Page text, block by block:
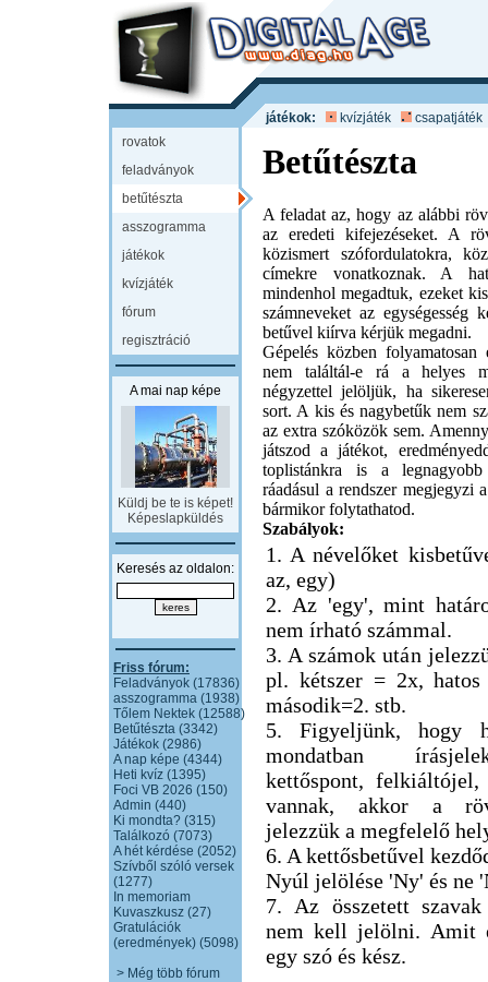
játékok: kvízjáték
csapatjáték
rovatok
feladványok
betűtészta
asszogramma
játékok
kvízjáték
fórum
regisztráció
A mai nap képe
Küldj be te is képet!
Képeslapküldés
Keresés az oldalon:
Friss fórum:
Feladványok (17836)
asszogramma (1938)
Tőlem Nektek (12588)
Betűtészta (3342)
Játékok (2986)
A nap képe (4344)
Heti kvíz (1395)
Foci VB 2026 (150)
Admin (440)
Ki mondta? (315)
Találkozó (7073)
A hét kérdése (2052)
Szívből szóló versek
(1277)
In memoriam
Kuvaszkusz (27)
Gratulációk
(eredmények) (5098)
> Még több fórum
Betűtészta
A feladat az, hogy az alábbi
az eredeti kifejezéseket. A
közismert szófordulatokra,
címekre vonatkoznak. A
mindenhol megadtuk, ezeket
számneveket az egységesség
betűvel kiírva kérjük megadni.
Gépelés közben
nem találtál-e rá a helyes
négyzettel jelöljük, ha
sort. A kis és nagybetűk nem
az extra szóközök sem.
játszod a játékot,
toplistánkra is a
ráadásul a rendszer megjegyzi
bármikor folytathatod.
Szabályok:
1. A névelőket
az, egy)
2. Az 'egy', mint
nem írható számmal.
3. A számok után
pl. kétszer = 2x,
második=2. stb.
5. Figyeljünk, hogy
mondatban
kettőspont,
vannak, akkor a
jelezzük a megfelelő
6. A kettősbetűvel
Nyúl jelölése 'Ny' és ne
7. Az összetett
nem kell jelölni. Amit
egy szó és kész.